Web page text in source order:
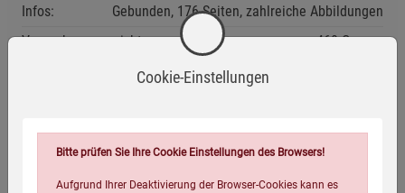
Infos:
Gebunden, 176 Seiten, zahlreiche Abbildungen
Verpackungsgewicht:
460 Gramm
Verpackungsmaße (LxBxH):Cookie-Einstellungen
Bitte prüfen Sie Ihre Cookie Einstellungen des Browsers!
Aufgrund Ihrer Deaktivierung der Browser-Cookies kann es